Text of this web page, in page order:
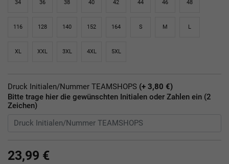
34 36 38 40 42 44 46 48
116 128 140 152 164 S M L
XL XXL 3XL 4XL 5XL
Druck Initialen/Nummer TEAMSHOPS (+ 3,80 €)
Bitte trage hier die gewünschten Initialen oder Zahlen ein (2
Zeichen)
23,99 €